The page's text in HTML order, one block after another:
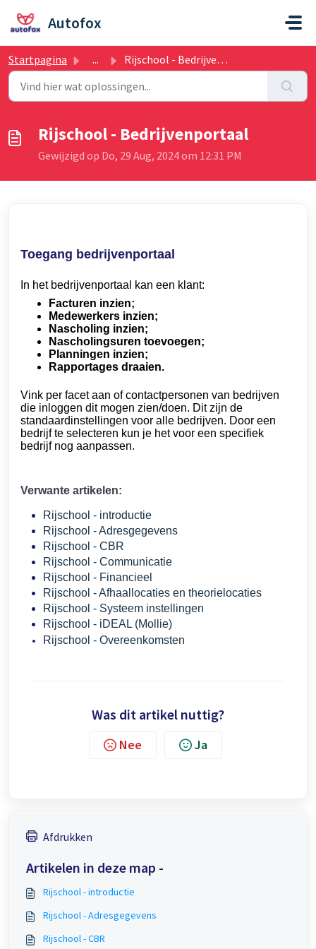
Autofox
Startpagina ... Rijschool - Bedrijvenportaal
Rijschool - Bedrijvenportaal
Gewijzigd op Do, 29 Aug, 2024 om 12:31 PM
Toegang bedrijvenportaal
In het bedrijvenportaal kan een klant:
Facturen inzien;
Medewerkers inzien;
Nascholing inzien;
Nascholingsuren toevoegen;
Planningen inzien;
Rapportages draaien.
Vink per facet aan of contactpersonen van bedrijven
die inloggen dit mogen zien/doen. Dit zijn de
standaardinstellingen voor alle bedrijven. Door een
bedrijf te selecteren kun je het voor een specifiek
bedrijf nog aanpassen.
Verwante artikelen:
Rijschool - introductie
Rijschool - Adresgegevens
Rijschool - CBR
Rijschool - Communicatie
Rijschool - Financieel
Rijschool - Afhaallocaties en theorielocaties
Rijschool - Systeem instellingen
Rijschool - iDEAL (Mollie)
Rijschool - Overeenkomsten
Was dit artikel nuttig?
Nee Ja
Afdrukken
Artikelen in deze map -
Rijschool - introductie
Rijschool - Adresgegevens
Rijschool - CBR